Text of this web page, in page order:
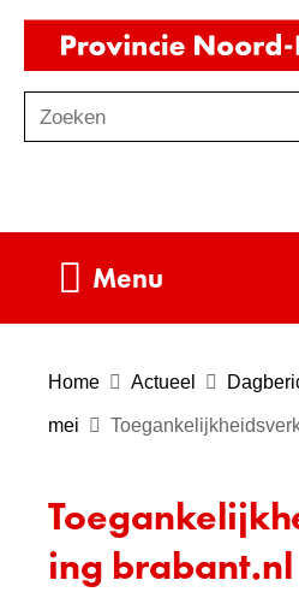
o
Zoeken
Menu
Home Actueel
mei
ing brabant.nl